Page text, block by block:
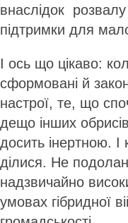
внаслідок розвалу
підтримки для
І ось що цікаво:
сформовані й
настрої, те, що
дещо інших
досить інертною. І
ділися. Не
надзвичайно
умовах гібридної